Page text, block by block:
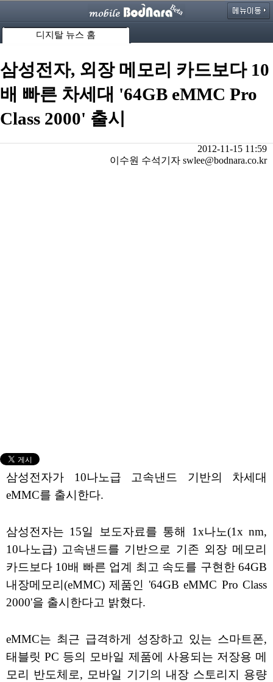
디지탈 뉴스 홈
삼성전자, 외장 메모리 카드보다 10
배 빠른 차세대 '64GB eMMC Pro
Class 2000' 출시
2012-11-15 11:59
이수원 수석기자 swlee@bodnara.co.kr
삼성전자가 10나노급 고속낸드 기반의 차세대
eMMC를 출시한다.
삼성전자는 15일 보도자료를 통해 1x나노(1x nm,
10나노급) 고속낸드를 기반으로 기존 외장 메모리
카드보다 10배 빠른 업계 최고 속도를 구현한 64GB
내장메모리(eMMC) 제품인 '64GB eMMC Pro Class
2000'을 출시한다고 밝혔다.
eMMC는 최근 급격하게 성장하고 있는 스마트폰,
태블릿 PC 등의 모바일 제품에 사용되는 저장용 메
모리 반도체로, 모바일 기기의 내장 스토리지 용량